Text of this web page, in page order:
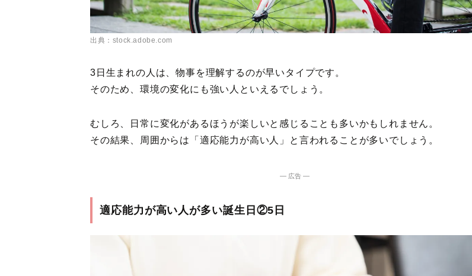
出典：stock.adobe.com
3日生まれの人は、物事を理解するのが早いタイプです。
そのため、環境の変化にも強い人といえるでしょう。
むしろ、日常に変化があるほうが楽しいと感じることも多いかもしれません。
その結果、周囲からは「適応能力が高い人」と言われることが多いでしょう。
― 広告 ―
適応能力が高い人が多い誕生日②5日